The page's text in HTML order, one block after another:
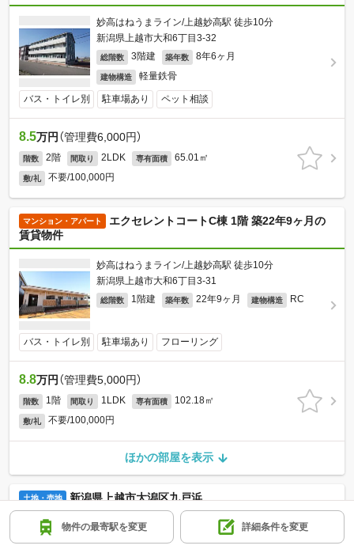
妙高はねうまライン/上越妙高駅 徒歩10分
新潟県上越市大和6丁目3-32
総階数 3階建 築年数 8年6ヶ月
建物構造 軽量鉄骨
バス・トイレ別 駐車場あり ペット相談
8.5万円 （管理費6,000円）
階数 2階 間取り 2LDK 専有面積 65.01㎡
敷/礼 不要/100,000円
マンション・アパート
エクセレントコートC棟 1階 築22年9ヶ月の
賃貸物件
妙高はねうまライン/上越妙高駅 徒歩10分
新潟県上越市大和6丁目3-31
総階数 1階建 築年数 22年9ヶ月 建物構造 RC
バス・トイレ別 駐車場あり フローリング
8.8万円 （管理費5,000円）
階数 1階 間取り 1LDK 専有面積 102.18㎡
敷/礼 不要/100,000円
ほかの部屋を表示
土地・売地 新潟県上越市大潟区九戸浜
ＪＲ信越本線/潟町駅 徒歩10分
新潟県上越市大潟区九戸浜
物件の最寄駅を変更 詳細条件を変更